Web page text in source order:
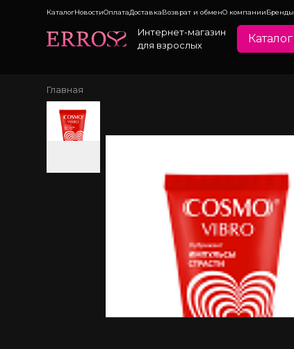
КаталогНовостиОплатаДоставкаВозврат и обменО компанииБренды
Интернет-магазин
для взрослых
Каталог
Главная